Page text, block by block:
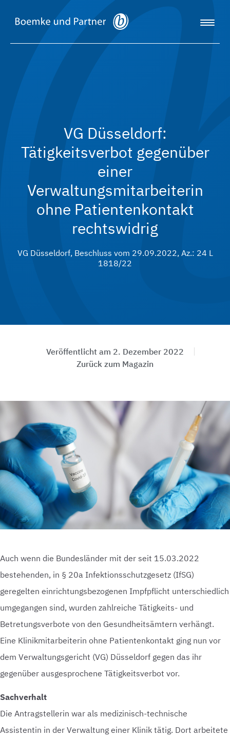
VG Düsseldorf:
Tätigkeitsverbot gegenüber
einer
Verwaltungsmitarbeiterin
ohne Patientenkontakt
rechtswidrig
VG Düsseldorf, Beschluss vom 29.09.2022, Az.: 24 L
1818/22
Veröffentlicht am 2. Dezember 2022
Zurück zum Magazin
Auch wenn die Bundesländer mit der seit 15.03.2022
bestehenden, in § 20a Infektionsschutzgesetz (IfSG)
geregelten einrichtungsbezogenen Impfpflicht unterschiedlich
umgegangen sind, wurden zahlreiche Tätigkeits- und
Betretungsverbote von den Gesundheitsämtern verhängt.
Eine Klinikmitarbeiterin ohne Patientenkontakt ging nun vor
dem Verwaltungsgericht (VG) Düsseldorf gegen das ihr
gegenüber ausgesprochene Tätigkeitsverbot vor.
Sachverhalt
Die Antragstellerin war als medizinisch-technische
Assistentin in der Verwaltung einer Klinik tätig. Dort arbeitete